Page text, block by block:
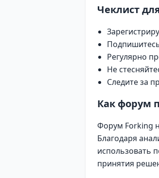
Чеклист
Регулярно
Не
Следите за
Как форум
Форум Forking
Благодаря
использовать
принятия